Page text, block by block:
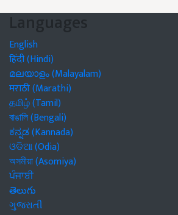
Languages
English
हिंदी (Hindi)
മലയാളം (Malayalam)
मराठी (Marathi)
தமிழ் (Tamil)
বাঙালি (Bengali)
ಕನ್ನಡ (Kannada)
ଓଡିଆ (Odia)
অসমীয়া (Asomiya)
ਪੰਜਾਬੀ
తెలుగు
ગુજરાતી